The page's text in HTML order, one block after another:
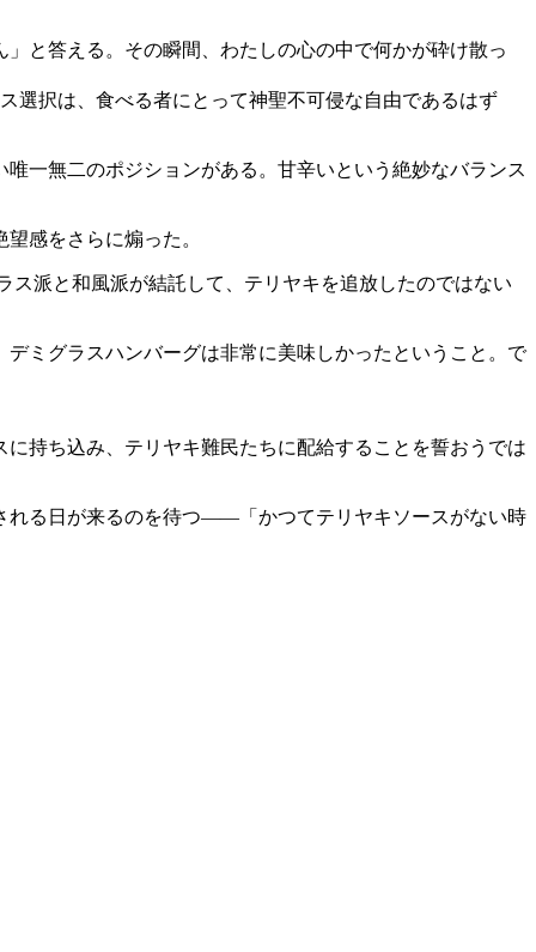
と答える。その瞬間、わたしの心の中で何かが砕け散っ
選択は、食べる者にとって神聖不可侵な自由であるはず
一無二のポジションがある。甘辛いという絶妙なバランス
感をさらに煽った。
派と和風派が結託して、テリヤキを追放したのではない
ミグラスハンバーグは非常に美味しかったということ。で
持ち込み、テリヤキ難民たちに配給することを誓おうでは
れる日が来るのを待つ――「かつてテリヤキソースがない時